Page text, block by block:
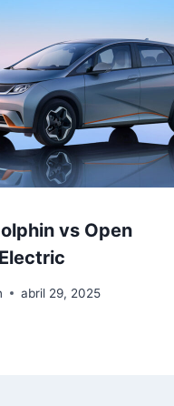
vs Open
abril 29, 2025